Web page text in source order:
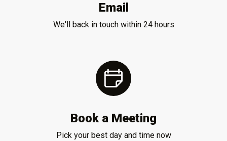
Email
We'll back in touch within 24 hours
Book a Meeting
Pick your best day and time now